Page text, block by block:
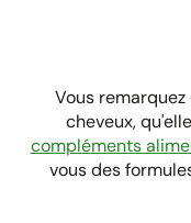
Vous
cheveux,
compléments
vous des